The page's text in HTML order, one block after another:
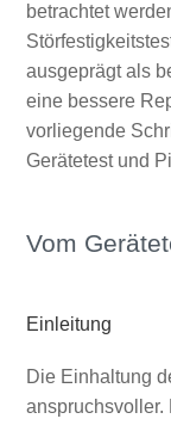
betrachtet
ausgeprägt als
eine bessere
vorliegende
Gerätetest und
Vom
Einleitung
Die Einhaltung
anspruchsvoller.